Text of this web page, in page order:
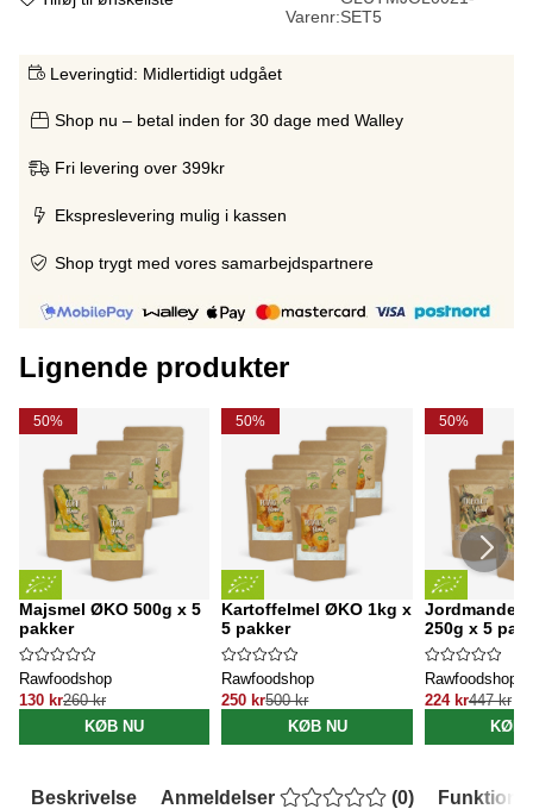
Varenr:SET5
Leveringtid: Midlertidigt udgået
Shop nu – betal inden for 30 dage med Walley
Fri levering over 399kr
Ekspreslevering mulig i kassen
Shop trygt med vores samarbejdspartnere
Lignende produkter
50%
Majsmel ØKO 500g x 5
pakker
Rawfoodshop
130 kr260 kr
KØB NU
50%
Kartoffelmel ØKO 1kg x
5 pakker
Rawfoodshop
250 kr500 kr
KØB NU
50%
250g x 5
Rawfoodshop
224 kr447 kr
KØB
Beskrivelse Anmeldelser (0)